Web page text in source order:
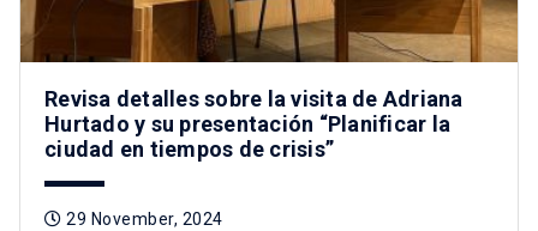
Revisa detalles sobre la visita de Adriana
Hurtado y su presentación “Planificar la
ciudad en tiempos de crisis”
29 November, 2024